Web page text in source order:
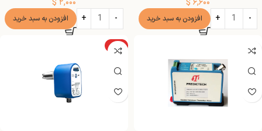
$ ۶,۶۰۰
افزودن به سبد خرید
$ ۲,۰۰۰
افزودن به سبد خرید
ویژه